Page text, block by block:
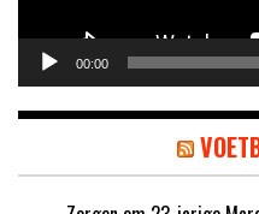
00:00